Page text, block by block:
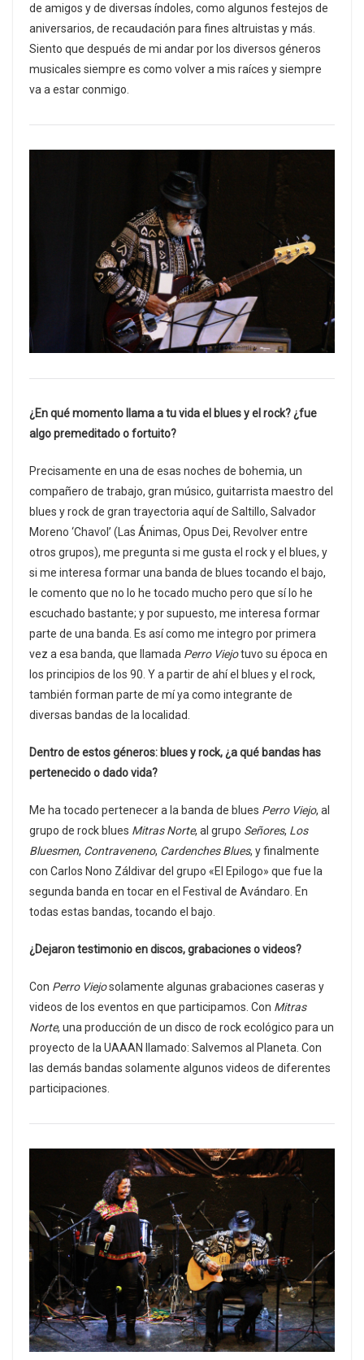
de amigos y de diversas índoles, como algunos festejos de
aniversarios, de recaudación para fines altruistas y más.
Siento que después de mi andar por los diversos géneros
musicales siempre es como volver a mis raíces y siempre
va a estar conmigo.
¿En qué momento llama a tu vida el blues y el rock? ¿fue
algo premeditado o fortuito?
Precisamente en una de esas noches de bohemia, un
compañero de trabajo, gran músico, guitarrista maestro del
blues y rock de gran trayectoria aquí de Saltillo, Salvador
Moreno ‘Chavol’ (Las Ánimas, Opus Dei, Revolver entre
otros grupos), me pregunta si me gusta el rock y el blues, y
si me interesa formar una banda de blues tocando el bajo,
le comento que no lo he tocado mucho pero que sí lo he
escuchado bastante; y por supuesto, me interesa formar
parte de una banda. Es así como me integro por primera
vez a esa banda, que llamada Perro Viejotuvo su época en
los principios de los 90. Y a partir de ahí el blues y el rock,
también forman parte de mí ya como integrante de
diversas bandas de la localidad.
Dentro de estos géneros: blues y rock, ¿a qué bandas has
pertenecido o dado vida?
Me ha tocado pertenecer a la banda de blues Perro Viejo, al
grupo de rock blues Mitras Norte, al grupo Señores, Los
Bluesmen, Contraveneno, Cardenches Blues, y finalmente
con Carlos Nono Záldivar del grupo «El Epilogo» que fue la
segunda banda en tocar en el Festival de Avándaro. En
todas estas bandas, tocando el bajo.
¿Dejaron testimonio en discos, grabaciones o videos?
Con Perro Viejosolamente algunas grabaciones caseras y
videos de los eventos en que participamos. Con Mitras
Norte, una producción de un disco de rock ecológico para un
proyecto de la UAAAN llamado: Salvemos al Planeta. Con
las demás bandas solamente algunos videos de diferentes
participaciones.